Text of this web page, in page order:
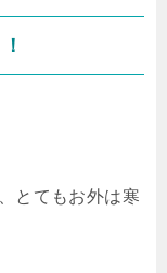
とてもお外は寒